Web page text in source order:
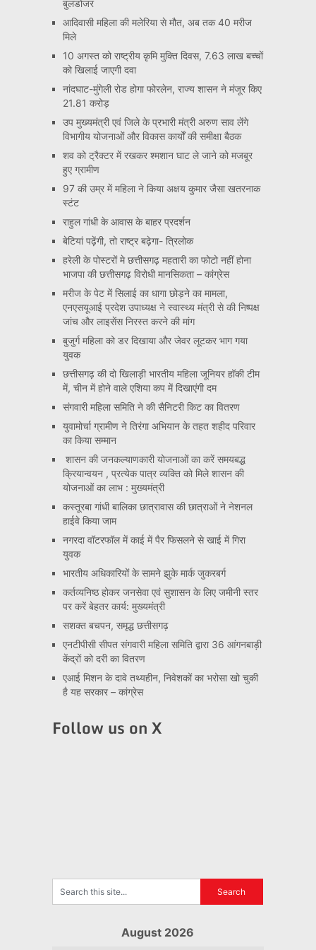
बुलडोजर
आदिवासी महिला की मलेरिया से मौत, अब तक 40 मरीज
मिले
10 अगस्त को राष्ट्रीय कृमि मुक्ति दिवस, 7.63 लाख बच्चों
को खिलाई जाएगी दवा
नांदघाट-मुंगेली रोड होगा फोरलेन, राज्य शासन ने मंजूर किए
21.81 करोड़
उप मुख्यमंत्री एवं जिले के प्रभारी मंत्री अरुण साव लेंगे
विभागीय योजनाओं और विकास कार्यों की समीक्षा बैठक
शव को ट्रैक्टर में रखकर श्मशान घाट ले जाने को मजबूर
हुए ग्रामीण
97 की उम्र में महिला ने किया अक्षय कुमार जैसा खतरनाक
स्टंट
राहुल गांधी के आवास के बाहर प्रदर्शन
बेटियां पढ़ेंगी, तो राष्ट्र बढ़ेगा- त्रिलोक
हरेली के पोस्टरों मे छत्तीसगढ़ महतारी का फोटो नहीं होना
भाजपा की छत्तीसगढ़ विरोधी मानसिकता – कांग्रेस
मरीज के पेट में सिलाई का धागा छोड़ने का मामला,
एनएसयूआई प्रदेश उपाध्यक्ष ने स्वास्थ्य मंत्री से की निष्पक्ष
जांच और लाइसेंस निरस्त करने की मांग
बुजुर्ग महिला को डर दिखाया और जेवर लूटकर भाग गया
युवक
छत्तीसगढ़ की दो खिलाड़ी भारतीय महिला जूनियर हॉकी टीम
में, चीन में होने वाले एशिया कप में दिखाएंगी दम
संगवारी महिला समिति ने की सैनिटरी किट का वितरण
युवामोर्चा ग्रामीण ने तिरंगा अभियान के तहत शहीद परिवार
का किया सम्मान
शासन की जनकल्याणकारी योजनाओं का करें समयबद्ध
क्रियान्वयन , प्रत्येक पात्र व्यक्ति को मिले शासन की
योजनाओं का लाभ : मुख्यमंत्री
कस्तूरबा गांधी बालिका छात्रावास की छात्राओं ने नेशनल
हाईवे किया जाम
नगरदा वॉटरफॉल में काई में पैर फिसलने से खाई में गिरा
युवक
भारतीय अधिकारियों के सामने झुके मार्क जुकरबर्ग
कर्तव्यनिष्ठ होकर जनसेवा एवं सुशासन के लिए जमीनी स्तर
पर करें बेहतर कार्य: मुख्यमंत्री
सशक्त बचपन, समृद्ध छत्तीसगढ़
एनटीपीसी सीपत संगवारी महिला समिति द्वारा 36 आंगनबाड़ी
केंद्रों को दरी का वितरण
एआई मिशन के दावे तथ्यहीन, निवेशकों का भरोसा खो चुकी
है यह सरकार – कांग्रेस
Follow us on X
August 2026